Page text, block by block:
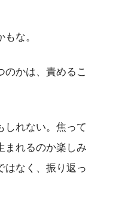
な。
のかは、責めるこ
しれない。焦って
まれるのか楽しみ
はなく、振り返っ